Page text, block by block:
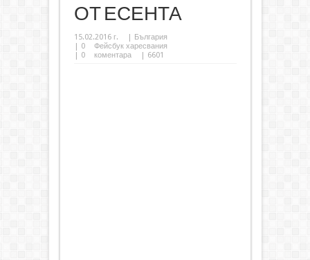
ОТ ЕСЕНТА
15.02.2016 г.
България
0
Фейсбук харесвания
0 коментара | 6601